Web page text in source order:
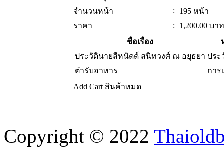
จำนวนหน้า
:
195 หน้า
ราคา
: 1,200.00 บาท
ชื่อเรื่อง
ประวัตินายสีหนัดด์ สนิทวงศ์ ณ อยุธยา ประ
ตำรับอาหาร
การ
Add Cart สินค้าหมด
Copyright © 2022